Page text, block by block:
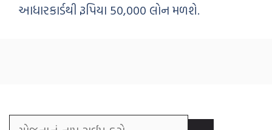
આધારકાર્ડથી રૂપિયા 50,000 લોન મળશે.